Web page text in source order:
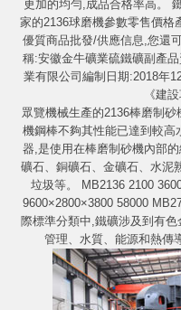
更加的均勻,成品合格率高。
家的2136球磨機參數零售價格
優質商品批發/供應信息,您還
稱:安徽金牛礦業硫鐵礦副產
業有限公司編制日期:2018年
《建
眾覽機械生產的2136棒磨制
機鋼棒不夠其性能已達到較
器,是使用在棒磨制砂機內部
礦石、銅礦石、金礦石、水泥
垃圾等。 MB2136 2100
9600×2800×3800 58000
際標準分類中,鐵礦涉及到有
管理、水質、能源和熱傳